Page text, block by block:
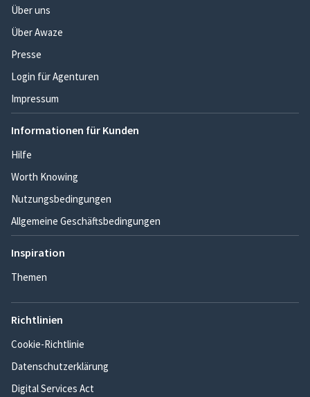
Über uns
Über Awaze
Presse
Login für Agenturen
Impressum
Informationen für Kunden
Hilfe
Worth Knowing
Nutzungsbedingungen
Allgemeine Geschäftsbedingungen
Inspiration
Themen
Richtlinien
Cookie-Richtlinie
Datenschutzerklärung
Digital Services Act